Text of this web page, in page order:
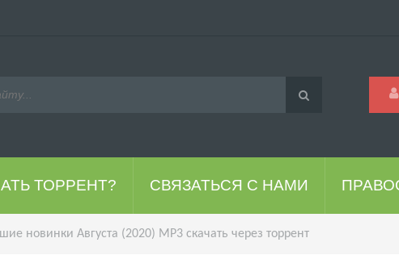
ТОРРЕНТ? СВЯЗАТЬСЯ С НАМИ
новинки Августа (2020) MP3 скачать через торрент